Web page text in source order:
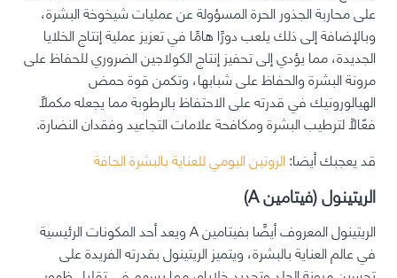
على محاربة الجذور الحرة المسؤولة عن عمليات شيخوخة البشرة،
وبالإضافة إلى ذلك يلعب دورًا هامًا في تعزيز عملية إنتاج الخلايا
الجديدة، مما يؤدي إلى تحفيز إنتاج الكولاجين الضروري للحفاظ على
مرونة البشرة والحفاظ على شبابها، وتكمن قوة حمض
الهيالورونيك في قدرته على الاحتفاظ بالرطوبة مما يجعله مكملًا
فعّالًا لترطيب البشرة ومكافحة علامات التجاعيد وفقدان النضارة.
قد يعجبك أيضا:الروتين اليومي للعناية بالبشرة الجافة
الريتينول (فيتامين A)
الريتينول المعروف أيضًا بفيتامين A ويعد أحد المكونات الرئيسية
في عالم العناية بالبشرة، ويتميز الريتينول بقدرته الفريدة على